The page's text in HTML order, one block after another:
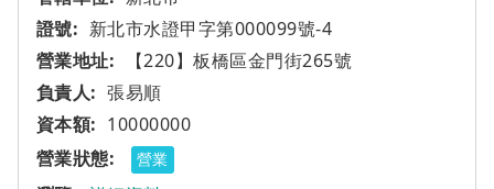
新北市水證甲字第000099號-4
【220】板橋區金門街265號
張易順
10000000
營業